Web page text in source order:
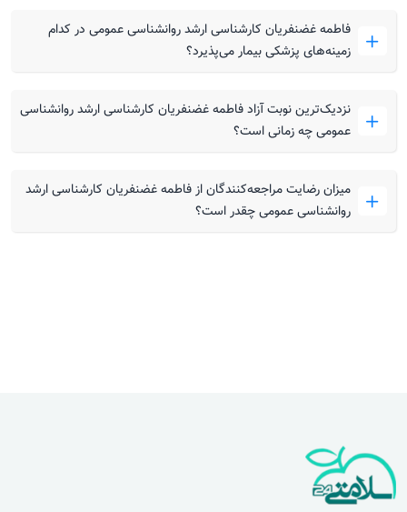
فاطمه غضنفریان کارشناسی ارشد روانشناسی عمومی در کدام
زمینه‌های پزشکی بیمار می‌پذیرد؟
نزدیک‌ترین نوبت آزاد فاطمه غضنفریان کارشناسی ارشد روانشناسی
عمومی چه زمانی است؟
میزان رضایت مراجعه‌کنندگان از فاطمه غضنفریان کارشناسی ارشد
روانشناسی عمومی چقدر است؟